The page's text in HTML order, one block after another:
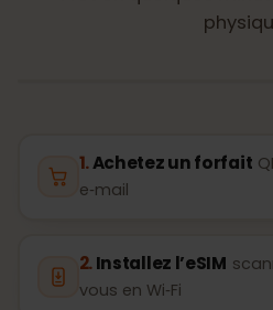
Achetez un forfait
e‑mail
Installez l’eSIM
vous en Wi‑Fi